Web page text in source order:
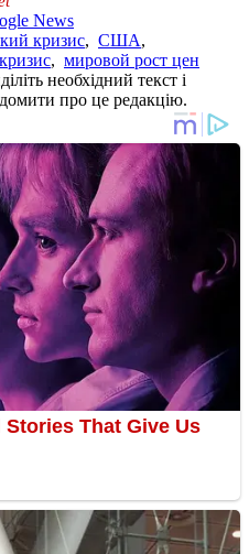
News
кризис, США,
кризис, мировой рост цен
необхідний текст і
про це редакцію.